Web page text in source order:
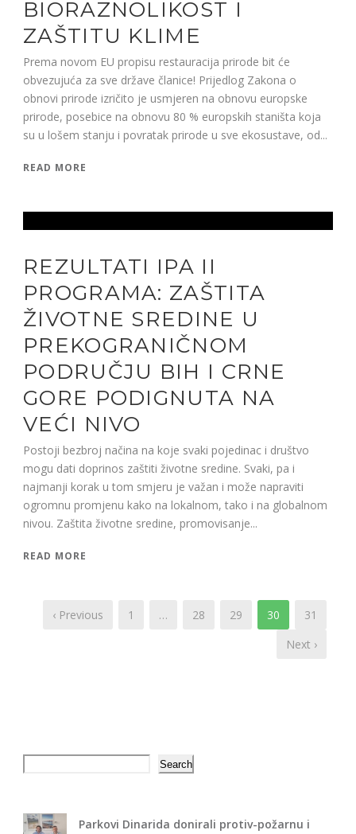
BIORAZNOLIKOST I
ZAŠTITU KLIME
Prema novom EU propisu restauracija prirode bit će
obvezujuća za sve države članice! Prijedlog Zakona o
obnovi prirode izričito je usmjeren na obnovu europske
prirode, posebice na obnovu 80 % europskih staništa koja
su u lošem stanju i povratak prirode u sve ekosustave, od...
READ MORE
REZULTATI IPA II
PROGRAMA: ZAŠTITA
ŽIVOTNE SREDINE U
PREKOGRANIČNOM
PODRUČJU BIH I CRNE
GORE PODIGNUTA NA
VEĆI NIVO
Postoji bezbroj načina na koje svaki pojedinac i društvo
mogu dati doprinos zaštiti životne sredine. Svaki, pa i
najmanji korak u tom smjeru je važan i može napraviti
ogromnu promjenu kako na lokalnom, tako i na globalnom
nivou. Zaštita životne sredine, promovisanje...
READ MORE
‹ Previous 1 … 28 29 30
31
Next ›
Search
Parkovi Dinarida donirali protiv-požarnu i